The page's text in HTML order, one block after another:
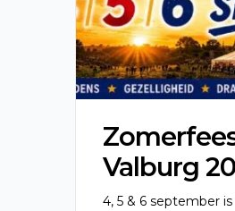
Valburg
4, 5 & 6 september